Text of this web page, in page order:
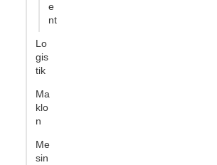
e
nt
Lo
gis
tik
Ma
klo
n
Me
sin